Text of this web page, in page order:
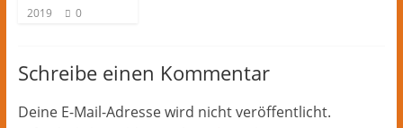
2019
0
Schreibe einen Kommentar
Deine E-Mail-Adresse wird nicht veröffentlicht.